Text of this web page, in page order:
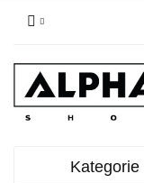
Kategorie